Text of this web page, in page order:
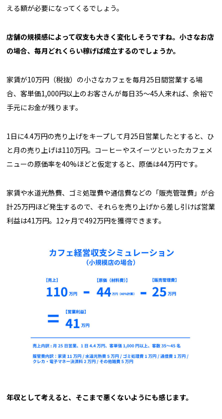
える額が必要になってくるでしょう。
――店舗の規模感によって収支も大きく変化しそうですね。小さなお店
の場合、毎月どれくらい稼げば成立するのでしょうか。
家賃が10万円（税抜）の小さなカフェを毎月25日間営業する場
合、客単価1,000円以上のお客さんが毎日35〜45人来れば、余裕で
手元にお金が残ります。
1日に4.4万円の売り上げをキープして月25日営業したとすると、ひ
と月の売り上げは110万円。コーヒーやスイーツといったカフェメ
ニューの原価率を40%ほどと仮定すると、原価は44万円です。
家賃や水道光熱費、ゴミ処理費や通信費などの「販売管理費」が合
計25万円ほど発生するので、それらを売り上げから差し引けば営業
利益は41万円。12ヶ月で492万円を獲得できます。
――年収として考えると、そこまで悪くないようにも感じます。